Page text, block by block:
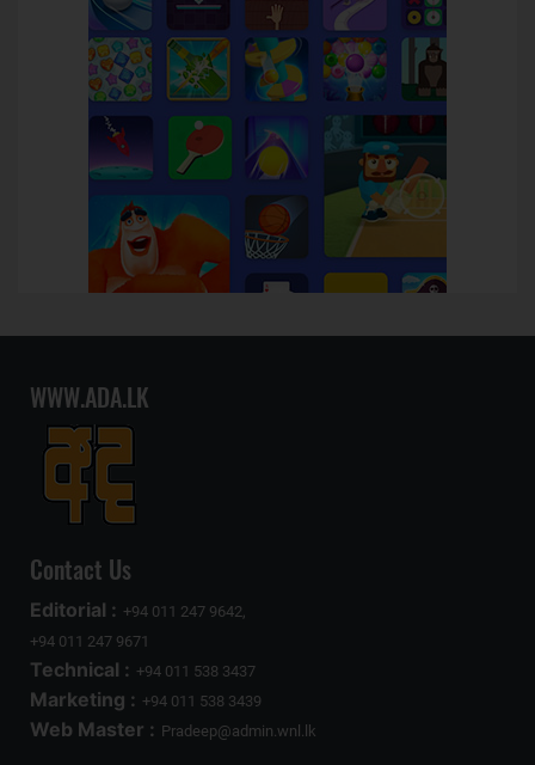
WWW.ADA.LK
Contact Us
Editorial : +94 011 247 9642,
+94 011 247 9671
Technical : +94 011 538 3437
Marketing : +94 011 538 3439
Web Master : Pradeep@admin.wnl.lk